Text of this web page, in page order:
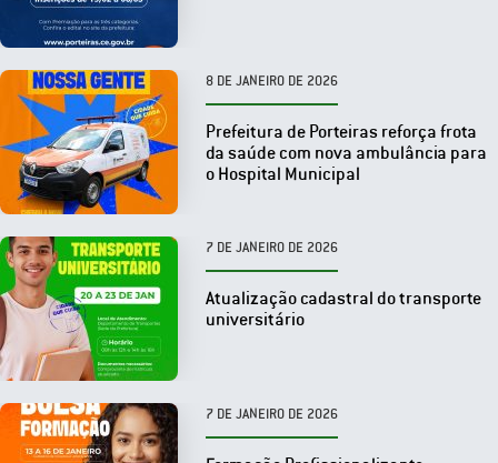
8 DE JANEIRO DE 2026
Prefeitura de Porteiras reforça frota
da saúde com nova ambulância para
o Hospital Municipal
7 DE JANEIRO DE 2026
Atualização cadastral do transporte
universitário
7 DE JANEIRO DE 2026